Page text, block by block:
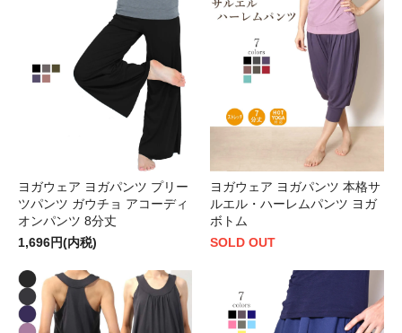
ヨガウェア ヨガパンツ プリー
ツパンツ ガウチョ アコーディ
オンパンツ 8分丈
1,696円(内税)
ヨガウェア ヨガパンツ 本格サ
ルエル・ハーレムパンツ ヨガ
ボトム
SOLD OUT